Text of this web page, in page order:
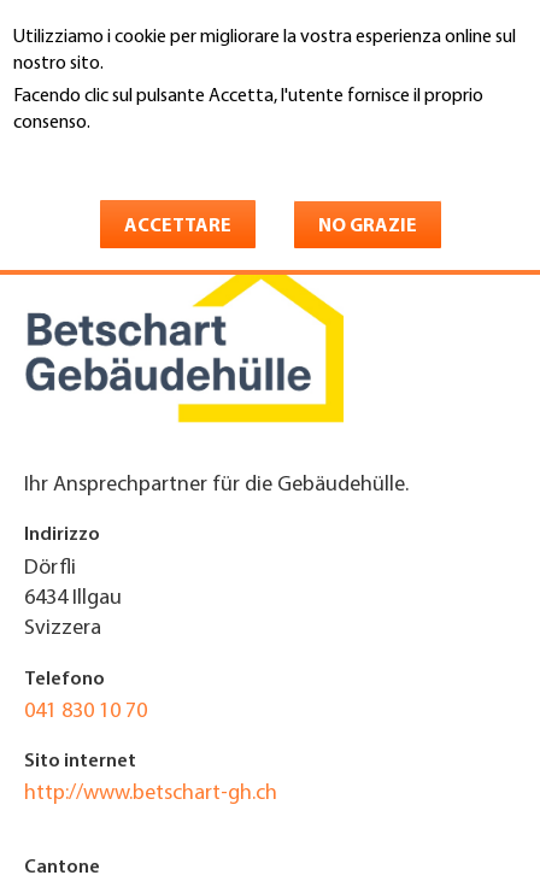
Utilizziamo i cookie per migliorare la vostra esperienza online sul
nostro sito.
Facendo clic sul pulsante Accetta, l'utente fornisce il proprio
consenso.
ACCETTARE NO GRAZIE
al
contenuto
principale
You
Ihr Ansprechpartner für die Gebäudehülle.
Indirizzo
Dörfli
6434 Illgau
Svizzera
Telefono
041 830 10 70
Sito internet
http://www.betschart-gh.ch
Cantone